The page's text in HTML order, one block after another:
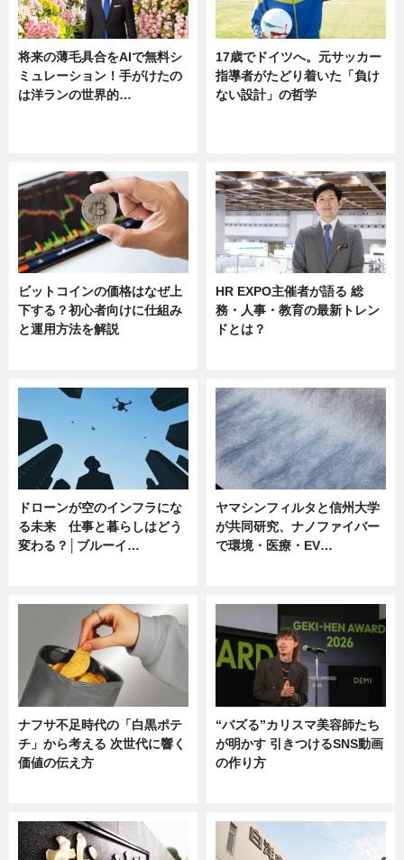
将来の薄毛具合をAIで無料シ
ミュレーション！手がけたの
は洋ランの世界的…
17歳でドイツへ。元サッカー
指導者がたどり着いた「負け
ない設計」の哲学
ビットコインの価格はなぜ上
下する？初心者向けに仕組み
と運用方法を解説
HR EXPO主催者が語る 総
務・人事・教育の最新トレン
ドとは？
ドローンが空のインフラにな
る未来 仕事と暮らしはどう
変わる？│ブルーイ…
ヤマシンフィルタと信州大学
が共同研究、ナノファイバー
で環境・医療・EV…
ナフサ不足時代の「白黒ポテ
チ」から考える 次世代に響く
価値の伝え方
“バズる”カリスマ美容師たち
が明かす 引きつけるSNS動画
の作り方